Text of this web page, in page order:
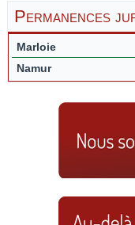
Permanences
Marloie
Namur